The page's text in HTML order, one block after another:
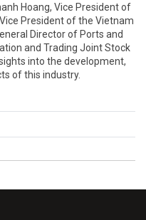
Hoang, Vice President of
President of the Vietnam
Director of Ports and
and Trading Joint Stock
into the development,
of this industry.